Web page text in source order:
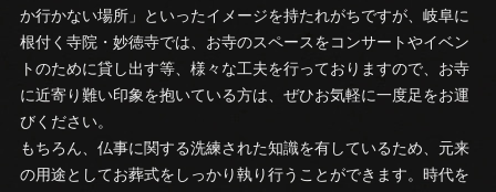
か行かない場所」といったイメージを持たれがちですが、岐阜に
根付く寺院・妙徳寺では、お寺のスペースをコンサートやイベン
トのために貸し出す等、様々な工夫を行っておりますので、お寺
に近寄り難い印象を抱いている方は、ぜひお気軽に一度足をお運
びください。
もちろん、仏事に関する洗練された知識を有しているため、元来
の用途としてお葬式をしっかり執り行うことができます。時代を